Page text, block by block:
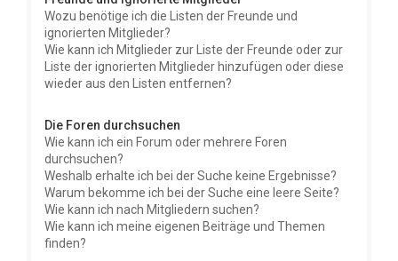
Wozu benötige ich die Listen der Freunde und
ignorierten Mitglieder?
Wie kann ich Mitglieder zur Liste der Freunde oder zur
Liste der ignorierten Mitglieder hinzufügen oder diese
wieder aus den Listen entfernen?
Die Foren durchsuchen
Wie kann ich ein Forum oder mehrere Foren
durchsuchen?
Weshalb erhalte ich bei der Suche keine Ergebnisse?
Warum bekomme ich bei der Suche eine leere Seite?
Wie kann ich nach Mitgliedern suchen?
Wie kann ich meine eigenen Beiträge und Themen
finden?